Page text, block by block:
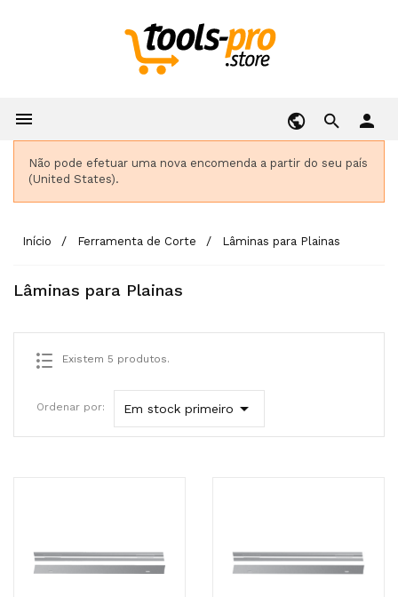
 person
Não pode efetuar uma nova encomenda a partir do seu país
(United States).
Início Ferramenta de Corte Lâminas para Plainas
Lâminas para Plainas
Existem 5 produtos.
Ordenar por: Em stock primeiro 